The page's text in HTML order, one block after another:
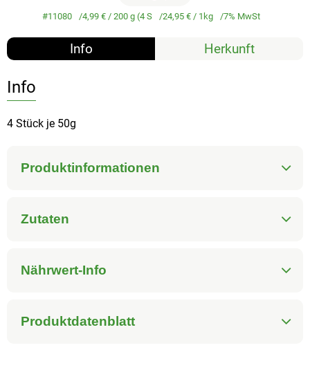
#11080 4,99 €/ 200 g (4 S 24,95 €/ 1kg 7% MwSt
Info Herkunft
Info
4 Stück je 50g
Produktinformationen
Zutaten
Nährwert-Info
Produktdatenblatt